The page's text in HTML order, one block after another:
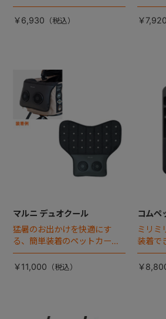
ットカートマット登場！
￥6,930
￥7,920
マルニ デュオクール
猛暑のお出かけを快適にす
る、簡単装着のペットカート
専用ダブル送風ファンが登
場。
￥11,000
コムペ
ミリミ
装着で
ク』が
￥